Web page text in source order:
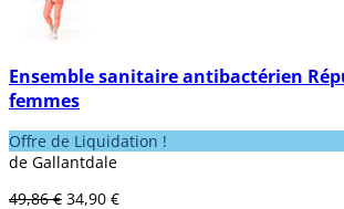
Ensemble sanitaire antibactérien
femmes
Offre de Liquidation !
de Gallantdale
49,86 € 34,90 €